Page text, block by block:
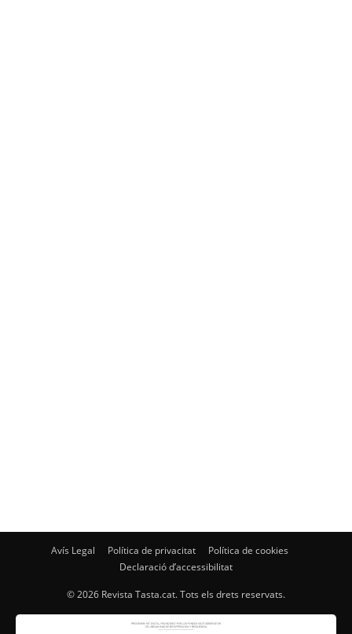
Avís Legal Política de privacitat
Política de cookies
Declaració d’accessibilitat
© 2026 Revista Tasta.cat. Tots els drets reservats.